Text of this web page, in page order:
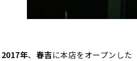
2017年、 春吉に本店をオープンした